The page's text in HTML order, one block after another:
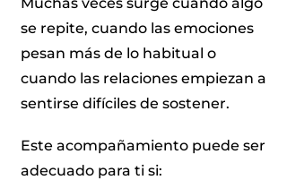
se repite, cuando las emociones
pesan más de lo habitual o
cuando las relaciones empiezan a
sentirse difíciles de sostener.
Este acompañamiento puede ser
adecuado para ti si: